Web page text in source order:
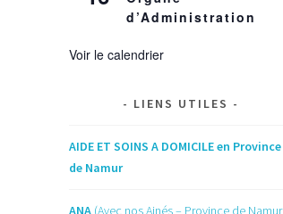
d’Administration
Voir le calendrier
LIENS UTILES
AIDE ET SOINS A DOMICILE en Province
de Namur
ANA (Avec nos Ainés – Province de Namur